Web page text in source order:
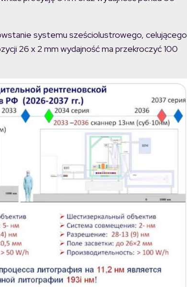
systemu sześciolustrowego, celującego
26 x 2 mm wydajność ma przekroczyć 100